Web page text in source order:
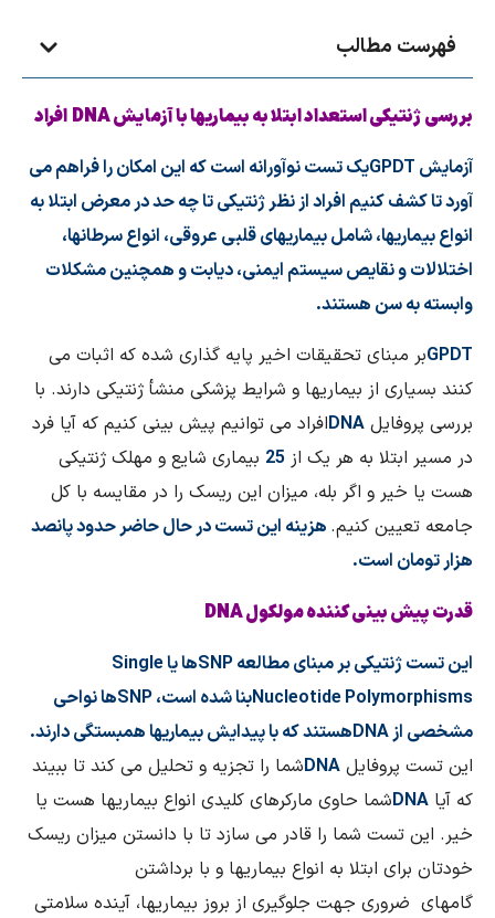
فهرست مطالب
بررسی ژنتیکی استعداد ابتلا به بیماریها با آزمایشDNA افراد
آزمایش GPDTیک تست نوآورانه است که این امکان را فراهم می
آورد تا کشف کنیم افراد از نظر ژنتیکی تا چه حد در معرض ابتلا به
انواع بیماریها، شامل بیماریهای قلبی عروقی، انواع سرطانها،
اختلالات و نقایص سیستم ایمنی، دیابت و همچنین مشکلات
وابسته به سن هستند.
GPDTبر مبنای تحقیقات اخیر پایه گذاری شده که اثبات می
کنند بسیاری از بیماریها و شرایط پزشکی منشأ ژنتیکی دارند. با
بررسی پروفایل DNAافراد می توانیم پیش بینی کنیم که آیا فرد
در مسیر ابتلا به هر یک از 25 بیماری شایع و مهلک ژنتیکی
هست یا خیر و اگر بله، میزان این ریسک را در مقایسه با کل
جامعه تعیین کنیم. هزینه این تست در حال حاضر حدود پانصد
هزار تومان است.
قدرت پیش بینی کننده مولکولDNA
این تست ژنتیکی بر مبنای مطالعهSNPها یاSingle
Nucleotide Polymorphismsبنا شده است،SNPها نواحی
مشخصی ازDNAهستند که با پیدایش بیماریها همبستگی دارند.
این تست پروفایل DNAشما را تجزیه و تحلیل می کند تا ببیند
که آیا DNAشما حاوی مارکرهای کلیدی انواع بیماریها هست یا
خیر. این تست شما را قادر می سازد تا با دانستن میزان ریسک
خودتان برای ابتلا به انواع بیماریها و با برداشتن
گامهای ضروری جهت جلوگیری از بروز بیماریها، آینده سلامتی